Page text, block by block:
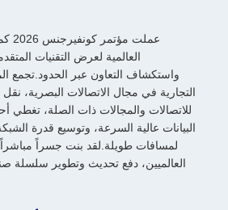
العالمية لعرض التقنيات
واستكشاف التعاون عبر الحدود.تجمع
التجارية في مجال الاتصالات البصرية، نقل
للاتصالات والمجالات ذات الصلة، تغطي
البيانات عالية السرعة، وتوسيع قدرة
لمسافات طويلة.لقد بنت جسراً مباشراً
العالميين، دفع تحديث وتطوير سلسلة